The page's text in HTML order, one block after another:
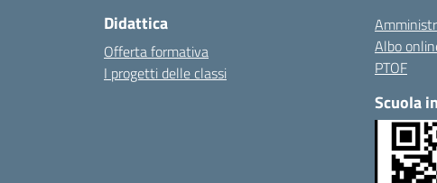
Didattica
Offerta formativa
I progetti delle classi
Albo
PTOF
Scuola